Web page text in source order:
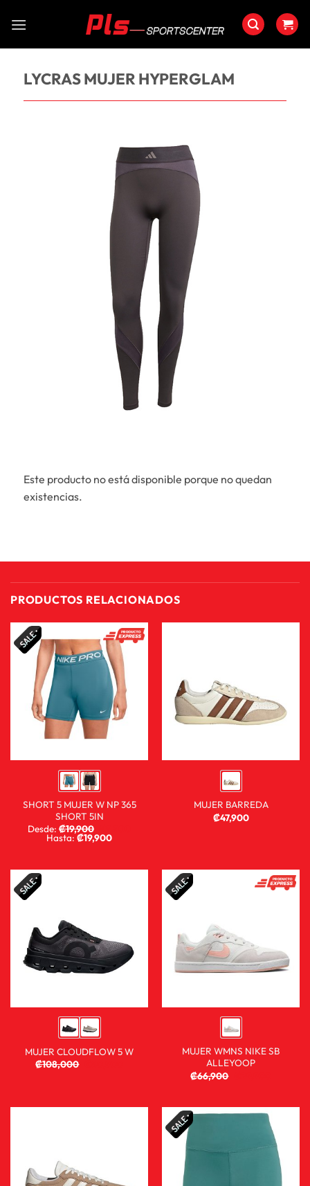
LYCRAS MUJER HYPERGLAM
Este producto no está disponible porque no quedan
existencias.
PRODUCTOS RELACIONADOS
SHORT 5 MUJER W NP 365
SHORT 5IN
Desde: ₡19,900
Hasta:₡19,900
MUJER BARREDA
₡47,900
MUJER CLOUDFLOW 5 W
₡108,000
MUJER WMNS NIKE SB
ALLEYOOP
₡66,900